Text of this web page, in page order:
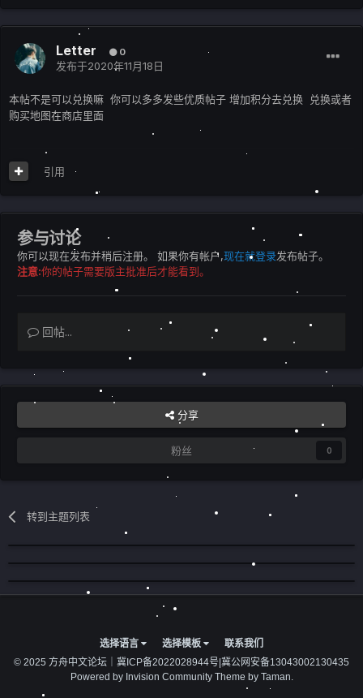
Letter 0
发布于2020年11月18日
本帖不是可以兑换嘛 你可以多多发些优质帖子 增加积分去兑换 兑换或者
购买地图在商店里面
引用
参与讨论
你可以现在发布并稍后注册。 如果你有帐户,现在就登录发布帖子。
注意:你的帖子需要版主批准后才能看到。
回帖...
分享
粉丝 0
转到主题列表
选择语言 选择模板
联系我们
© 2025 方舟中文论坛｜ 冀ICP备2022028944号|冀公网安备13043002130435
Powered by Invision Community Theme by Taman.